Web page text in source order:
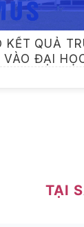
KẾT QUẢ
ĐẠI
XÁC
TẠI